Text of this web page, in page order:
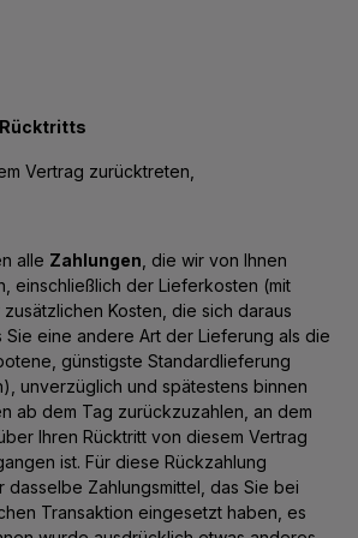
Vertrag zurücktreten,
alle Zahlungen , die wir von Ihnen
einschließlich der Lieferkosten (mit
Kosten, die sich daraus
Sie eine andere Art der Lieferung als die
günstigste Standardlieferung
unverzüglich und spätestens binnen
ab dem Tag zurückzuzahlen, an dem
Ihren Rücktritt von diesem Vertrag
ist. Für diese Rückzahlung
dasselbe Zahlungsmittel, das Sie bei
Transaktion eingesetzt haben, es